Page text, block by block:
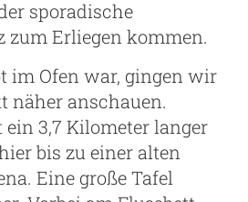
sporadische
zum Erliegen kommen.
im Ofen war, gingen wir
näher anschauen.
3,7 Kilometer langer
bis zu einer alten
Eine große Tafel